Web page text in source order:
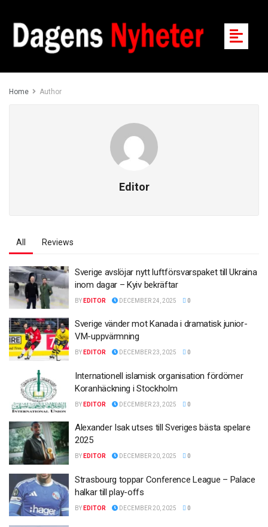
Home Author
Editor
All Reviews
Sverige avslöjar nytt luftförsvarspaket till Ukraina
inom dagar – Kyiv bekräftar
BY EDITOR DECEMBER 24, 2025 0
Sverige vänder mot Kanada i dramatisk junior-
VM-uppvärmning
BY EDITOR DECEMBER 23, 2025 0
Internationell islamisk organisation fördömer
Koranhäckning i Stockholm
BY EDITOR DECEMBER 23, 2025 0
Alexander Isak utses till Sveriges bästa spelare
2025
BY EDITOR DECEMBER 20, 2025 0
Strasbourg toppar Conference League – Palace
halkar till play-offs
BY EDITOR DECEMBER 20, 2025 0